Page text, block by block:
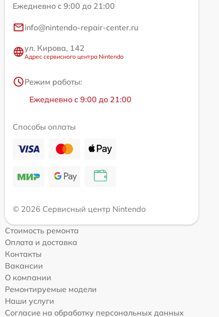
Ежедневно с 9:00 до 21:00
info@nintendo-repair-center.ru
ул. Кирова, 142
Адрес сервисного центра Nintendo
Режим работы:
Ежедневно с 9:00 до 21:00
Способы оплаты
© 2026 Сервисный центр Nintendo
Стоимость ремонта
Оплата и доставка
Контакты
Вакансии
О компании
Ремонтируемые модели
Наши услуги
Согласие на обработку персональных данных